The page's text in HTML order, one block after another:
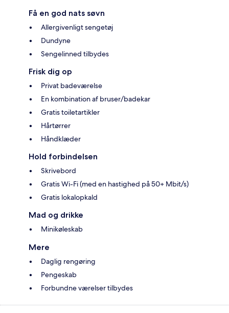
Få en god nats søvn
Allergivenligt sengetøj
Dundyne
Sengelinned tilbydes
Frisk dig op
Privat badeværelse
En kombination af bruser/badekar
Gratis toiletartikler
Hårtørrer
Håndklæder
Hold forbindelsen
Skrivebord
Gratis Wi-Fi (med en hastighed på 50+ Mbit/s)
Gratis lokalopkald
Mad og drikke
Minikøleskab
Mere
Daglig rengøring
Pengeskab
Forbundne værelser tilbydes